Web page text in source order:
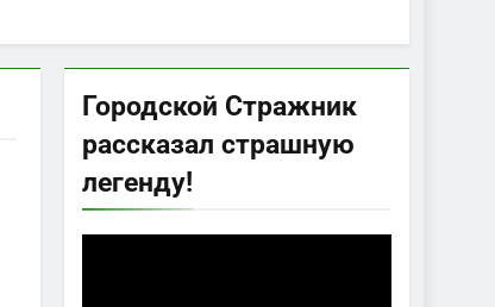
Городской Стражник
рассказал страшную
легенду!